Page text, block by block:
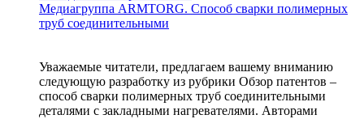
Медиагруппа ARMTORG. Способ сварки полимерных
труб соединительными
Уважаемые читатели, предлагаем вашему вниманию
следующую разработку из рубрики Обзор патентов –
способ сварки полимерных труб соединительными
деталями с закладными нагревателями. Авторами